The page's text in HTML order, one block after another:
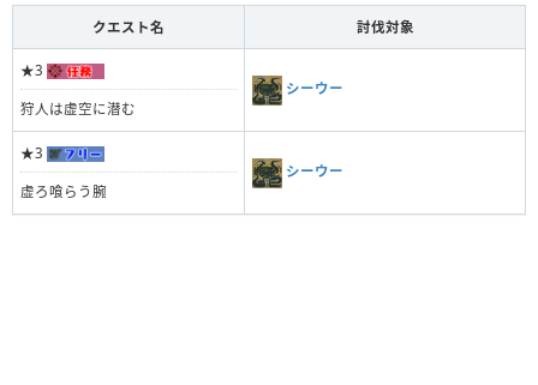
クエスト名 討伐対象
★3
狩人は虚空に潜む
シーウー
★3
虚ろ喰らう腕
シーウー